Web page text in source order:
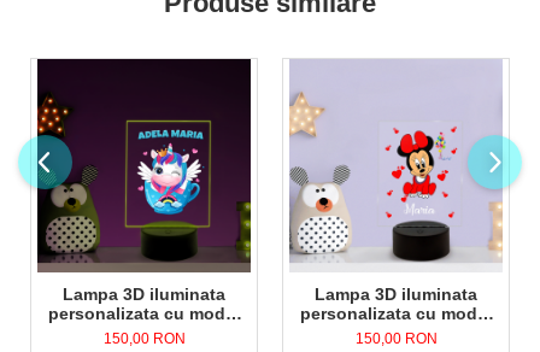
1x Cablu USB
Lampa 3D iluminata
personalizata cu model
Unicorn pentru copii
150,00 RON
Lampa 3D iluminata
personalizata cu model
Minni Mouse pentru copii
150,00 RON